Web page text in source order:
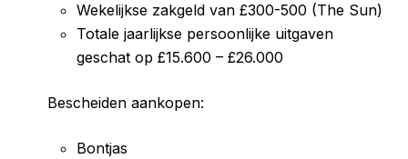
Wekelijkse zakgeld van £300-500 (The Sun)
Totale jaarlijkse persoonlijke uitgaven
geschat op £15.600 – £26.000
Bescheiden aankopen:
Bontjas